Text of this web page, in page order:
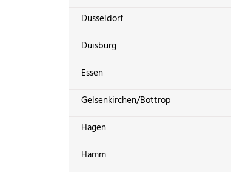
Düsseldorf
Duisburg
Essen
Gelsenkirchen/Bottrop
Hagen
Hamm